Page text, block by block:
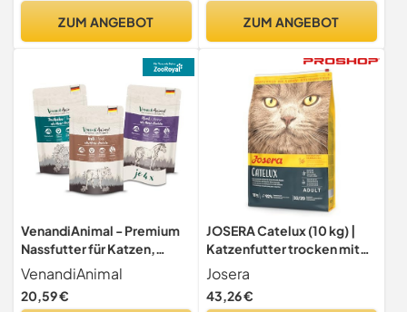
ZUM ANGEBOT
Omega3 - Glutenfrei - Alle
Veterinary Products
ZUM ANGEBOT
VenandiAnimal - Premium
Nassfutter für Katzen,
Probierpaket II, Pferd, Kalb,
Truthahn, 12 x 125 g (12er
Pack), getreidefrei und
VenandiAnimal
20,59 €
JOSERA Catelux (10 kg) |
Katzenfutter trocken mit
Ente & Kartoffel
Josera
43,26 €